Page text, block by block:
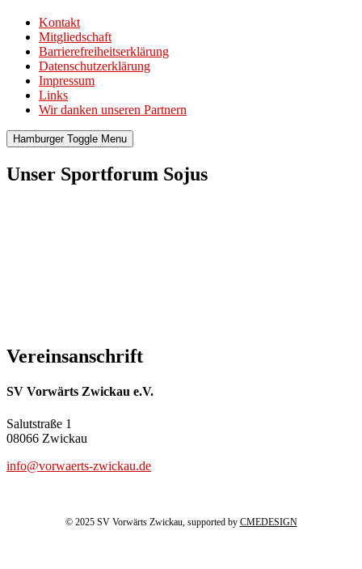
Kontakt
Mitgliedschaft
Barrierefreiheitserklärung
Datenschutzerklärung
Impressum
Links
Wir danken unseren Partnern
Hamburger Toggle Menu
Unser Sportforum Sojus
Vereinsanschrift
SV Vorwärts Zwickau e.V.
Salutstraße 1
08066 Zwickau
info@vorwaerts-zwickau.de
© 2025 SV Vorwärts Zwickau, supported by CMEDESIGN